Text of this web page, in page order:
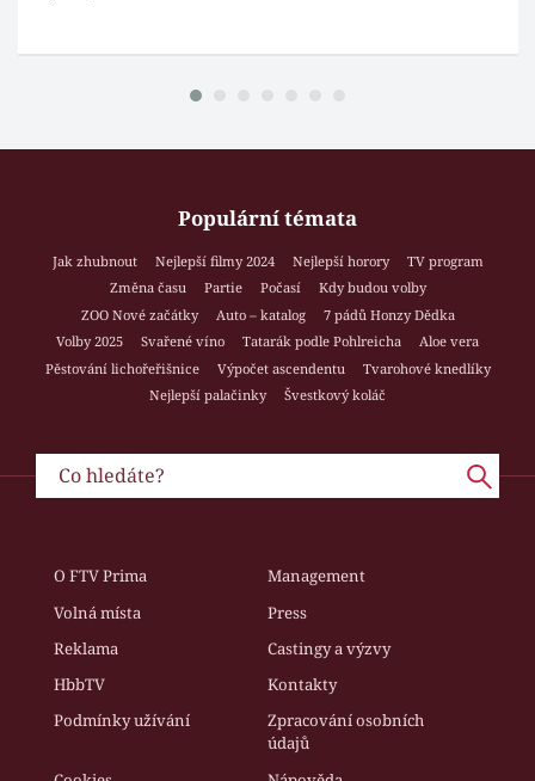
Populární témata
Jak zhubnout Nejlepší filmy 2024 Nejlepší horory
TV program
Změna času
Partie Počasí
Kdy budou volby
ZOO Nové začátky
Auto – katalog
7 pádů Honzy Dědka
Volby 2025
Svařené víno Tatarák podle Pohlreicha
Aloe vera
Pěstování lichořeřišnice
Výpočet ascendentu
Tvarohové knedlíky
Nejlepší palačinky
Švestkový koláč
O FTV Prima
Management
Volná místa
Press
Reklama
Castingy a výzvy
HbbTV
Kontakty
Podmínky užívání
Zpracování osobních
údajů